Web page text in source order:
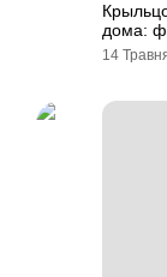
дома:
14